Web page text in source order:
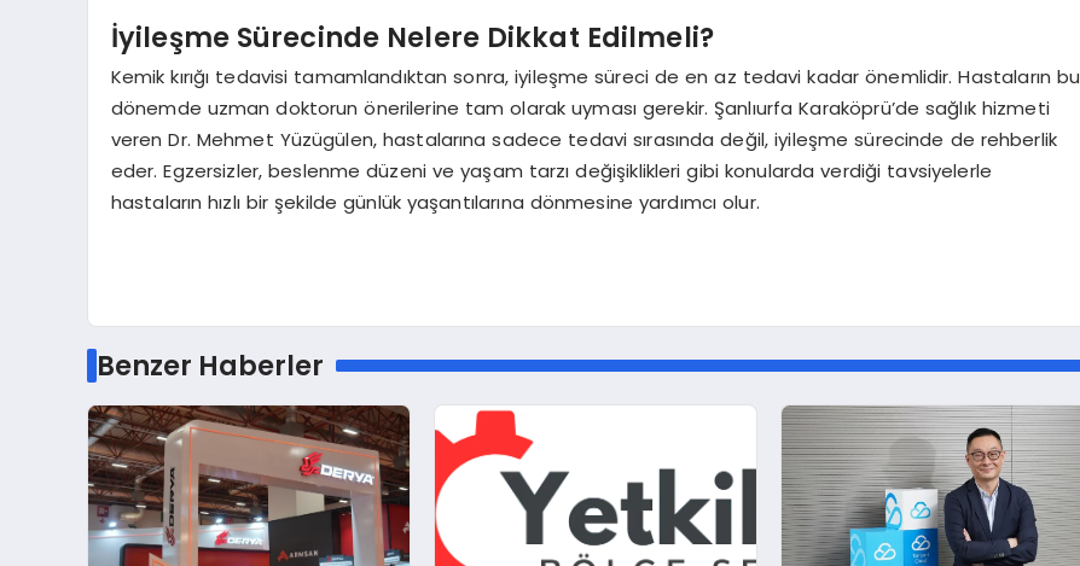
İyileşme Sürecinde Nelere Dikkat Edilmeli?
Kemik kırığı tedavisi tamamlandıktan sonra, iyileşme süreci de en az tedavi kadar önemlidir. Hastaların bu
dönemde uzman doktorun önerilerine tam olarak uyması gerekir. Şanlıurfa Karaköprü’de sağlık hizmeti
veren Dr. Mehmet Yüzügülen, hastalarına sadece tedavi sırasında değil, iyileşme sürecinde de rehberlik
eder. Egzersizler, beslenme düzeni ve yaşam tarzı değişiklikleri gibi konularda verdiği tavsiyelerle
hastaların hızlı bir şekilde günlük yaşantılarına dönmesine yardımcı olur.
Benzer Haberler